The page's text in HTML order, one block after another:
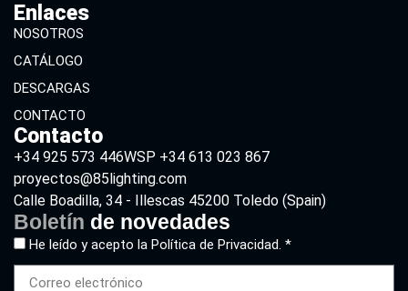
Enlaces
NOSOTROS
CATÁLOGO
DESCARGAS
CONTACTO
Contacto
+34 925 573 446WSP +34 613 023 867
proyectos@85lighting.com
Calle Boadilla, 34 - Illescas 45200 Toledo (Spain)
Boletín de novedades
He leído y acepto la Política de Privacidad. *